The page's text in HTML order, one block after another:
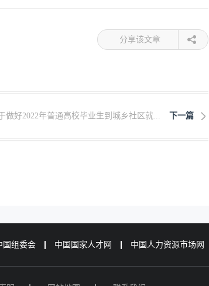
分享该文章
下一篇
做好2022年普通高校毕业生到城乡社区就...
国组委会 中国国家人才网 中国人力资源市场网